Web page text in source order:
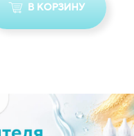
В КОРЗИНУ